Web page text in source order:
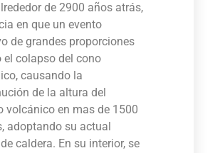
de 2900 años atrás,
en que un evento
de grandes proporciones
el colapso del cono
causando la
de la altura del
volcánico en mas de 1500
adoptando su actual
caldera. En su interior, se